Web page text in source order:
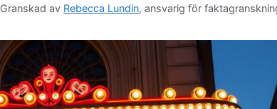
Granskad av Rebecca Lundin, ansvarig för